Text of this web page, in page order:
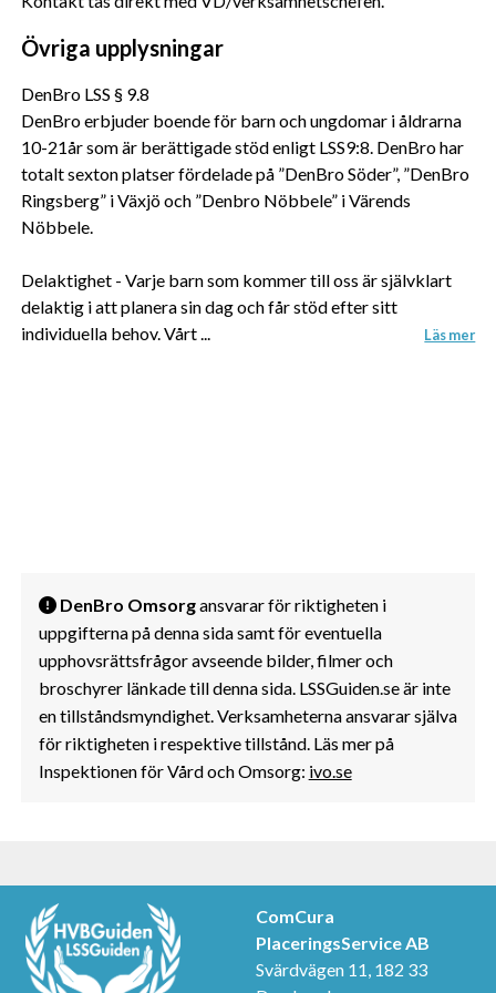
och annonserna till användarna, tillhandahålla funktioner
för sociala medier och analysera vår trafik. Vi
vidarebefordrar även sådana identifierare och annan
information från din enhet till de sociala medier och
annons- och analysföretag som vi samarbetar med.
Dessa kan i sin tur kombinera informationen med annan
samlat in när du har använt deras tjänster.
Övriga upplysningar
DenBro LSS § 9.8
DenBro erbjuder boende för barn och ungdomar i åldrarna
10-21år som är berättigade stöd enligt LSS9:8. DenBro har
totalt sexton platser fördelade på ”DenBro Söder”, ”DenBro
Ringsberg” i Växjö och ”Denbro Nöbbele” i Värends
Nöbbele.
Delaktighet - Varje barn som kommer till oss är självklart
delaktig i att planera sin dag och får stöd efter sitt
individuella behov. Vårt ...
Läs mer
DenBro Omsorgansvarar för riktigheten i
uppgifterna på denna sida samt för eventuella
upphovsrättsfrågor avseende bilder, filmer och
broschyrer länkade till denna sida. LSSGuiden.se är inte
en tillståndsmyndighet. Verksamheterna ansvarar själva
för riktigheten i respektive tillstånd. Läs mer på
Inspektionen för Vård och Omsorg: ivo.se
ComCura
PlaceringsService AB
Svärdvägen 11, 182 33